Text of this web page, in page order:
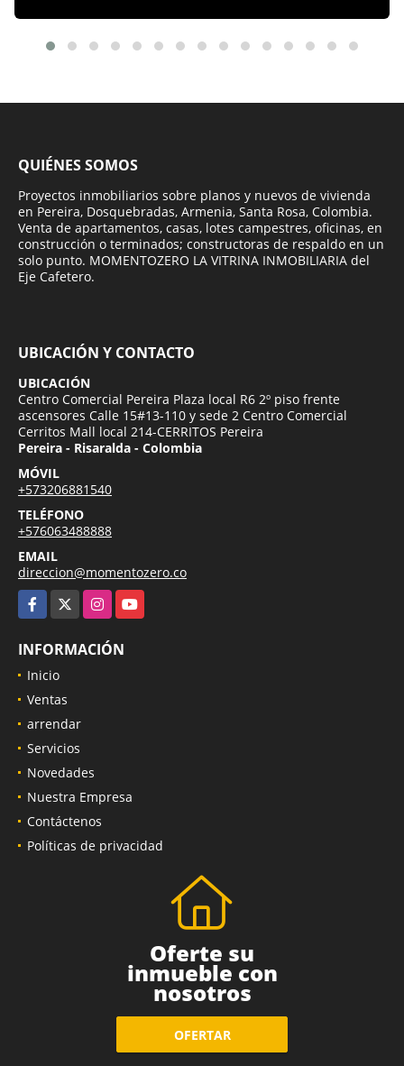
QUIÉNES SOMOS
Proyectos inmobiliarios sobre planos y nuevos de vivienda
en Pereira, Dosquebradas, Armenia, Santa Rosa, Colombia.
Venta de apartamentos, casas, lotes campestres, oficinas, en
construcción o terminados; constructoras de respaldo en un
solo punto. MOMENTOZERO LA VITRINA INMOBILIARIA del
Eje Cafetero.
UBICACIÓN Y CONTACTO
UBICACIÓN
Centro Comercial Pereira Plaza local R6 2º piso frente
ascensores Calle 15#13-110 y sede 2 Centro Comercial
Cerritos Mall local 214-CERRITOS Pereira
Pereira - Risaralda - Colombia
MÓVIL
+573206881540
TELÉFONO
+576063488888
EMAIL
direccion@momentozero.co
Facebook
InstagramYouTube
INFORMACIÓN
Inicio
Ventas
arrendar
Servicios
Novedades
Nuestra Empresa
Contáctenos
Políticas de privacidad
Oferte su
inmueble con
nosotros
OFERTAR